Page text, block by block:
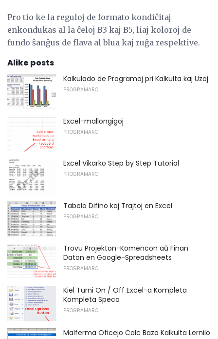
Pro tio ke la reguloj de formato kondiĉitaj
enkondukas al la ĉeloj B3 kaj B5, liaj koloroj de
fundo ŝanĝus de flava al blua kaj ruĝa respektive.
Alike posts
Kalkulado de Programoj pri Kalkulta kaj Uzoj
PROGRAMARO
Excel-mallongigoj
PROGRAMARO
Excel Vikarko Step by Step Tutorial
PROGRAMARO
Tabelo Difino kaj Trajtoj en Excel
PROGRAMARO
Trovu Projekton-Komencon aŭ Finan
Daton en Google-Spreadsheets
PROGRAMARO
Kiel Turni On / Off Excel-a Kompleta
Kompleta Speco
PROGRAMARO
Malferma Oficejo Calc Baza Kalkulta Lernilo